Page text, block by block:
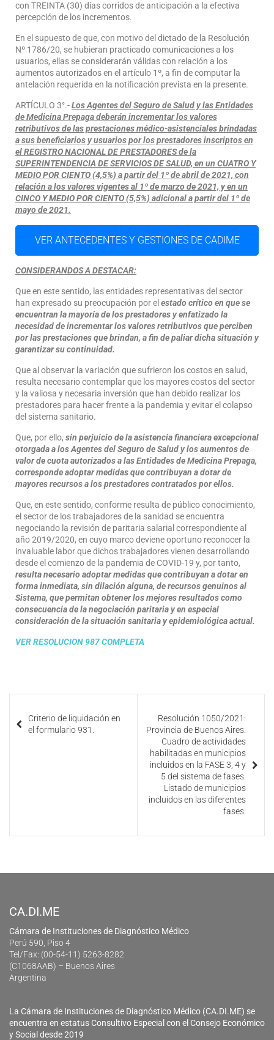
con TREINTA (30) días corridos de anticipación a la efectiva
percepción de los incrementos.
En el supuesto de que, con motivo del dictado de la Resolución
Nº 1786/20, se hubieran practicado comunicaciones a los
usuarios, ellas se considerarán válidas con relación a los
aumentos autorizados en el artículo 1º, a fin de computar la
antelación requerida en la notificación prevista en la presente.
ARTÍCULO 3°.-Los Agentes del Seguro de Salud y las Entidades
de Medicina Prepaga deberán incrementar los valores
retributivos de las prestaciones médico-asistenciales brindadas
a sus beneficiarios y usuarios por los prestadores inscriptos en
el REGISTRO NACIONAL DE PRESTADORES de la
SUPERINTENDENCIA DE SERVICIOS DE SALUD, en un CUATRO Y
MEDIO POR CIENTO (4,5%) a partir del 1º de abril de 2021, con
relación a los valores vigentes al 1º de marzo de 2021, y en un
CINCO Y MEDIO POR CIENTO (5,5%) adicional a partir del 1º de
mayo de 2021.
VER ANTECEDENTES Y GESTIONES DE CADIME
CONSIDERANDOS A DESTACAR:
Que en este sentido, las entidades representativas del sector
han expresado su preocupación por el estado crítico en que se
encuentran la mayoría de los prestadores y enfatizado la
necesidad de incrementar los valores retributivos que perciben
por las prestaciones que brindan, a fin de paliar dicha situación y
garantizar su continuidad.
Que al observar la variación que sufrieron los costos en salud,
resulta necesario contemplar que los mayores costos del sector
y la valiosa y necesaria inversión que han debido realizar los
prestadores para hacer frente a la pandemia y evitar el colapso
del sistema sanitario.
Que, por ello, sin perjuicio de la asistencia financiera excepcional
otorgada a los Agentes del Seguro de Salud y los aumentos de
valor de cuota autorizados a las Entidades de Medicina Prepaga,
corresponde adoptar medidas que contribuyan a dotar de
mayores recursos a los prestadores contratados por ellos.
Que, en este sentido, conforme resulta de público conocimiento,
el sector de los trabajadores de la sanidad se encuentra
negociando la revisión de paritaria salarial correspondiente al
año 2019/2020, en cuyo marco deviene oportuno reconocer la
invaluable labor que dichos trabajadores vienen desarrollando
desde el comienzo de la pandemia de COVID-19 y, por tanto,
resulta necesario adoptar medidas que contribuyan a dotar en
forma inmediata, sin dilación alguna, de recursos genuinos al
Sistema, que permitan obtener los mejores resultados como
consecuencia de la negociación paritaria y en especial
consideración de la situación sanitaria y epidemiológica actual.
VER RESOLUCION 987 COMPLETA
Criterio de liquidación en
el formulario 931.
Resolución 1050/2021:
Provincia de Buenos Aires.
Cuadro de actividades
habilitadas en municipios
incluidos en la FASE 3, 4 y
5 del sistema de fases.
Listado de municipios
incluidos en las diferentes
fases.
CA.DI.ME
Cámara de Instituciones de Diagnóstico Médico
Perú 590, Piso 4
Tel/Fax: (00-54-11) 5263-8282
(C1068AAB) – Buenos Aires
Argentina
La Cámara de Instituciones de Diagnóstico Médico (CA.DI.ME) se
encuentra en estatus Consultivo Especial con el Consejo Económico
y Social desde 2019